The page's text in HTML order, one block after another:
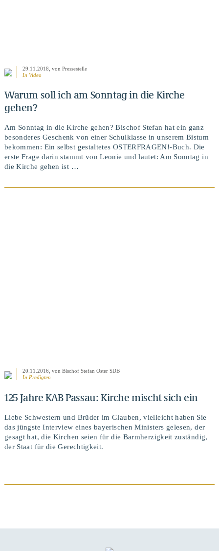
29.11.2018 , von Pressestelle
In Video
Warum soll ich am Sonntag in die Kirche
gehen?
Am Sonntag in die Kirche gehen? Bischof Stefan hat ein ganz
besonderes Geschenk von einer Schulklasse in unserem Bistum
bekommen: Ein selbst gestaltetes OSTERFRAGEN!-Buch. Die
erste Frage darin stammt von Leonie und lautet: Am Sonntag in
die Kirche gehen ist …
BEITRAG ANSEHEN
20.11.2016, von Bischof Stefan Oster SDB
In Predigten
125 Jahre KAB Passau: Kirche mischt sich ein
Liebe Schwestern und Brüder im Glauben, vielleicht haben Sie
das jüngste Interview eines bayerischen Ministers gelesen, der
gesagt hat, die Kirchen seien für die Barmherzigkeit zuständig,
der Staat für die Gerechtigkeit.